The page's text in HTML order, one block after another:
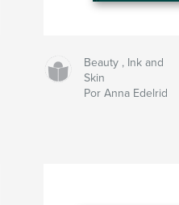
Beauty , Ink and
Skin
Por Anna Edelrid